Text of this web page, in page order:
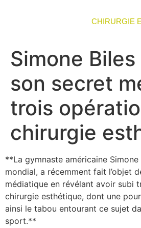
CHIRURGIE
Simone
son secret
trois
chirurgie
**La gymnaste américaine
mondial, a récemment fait l’objet
médiatique en révélant avoir subi
chirurgie esthétique, dont une
ainsi le tabou entourant ce sujet
sport.**